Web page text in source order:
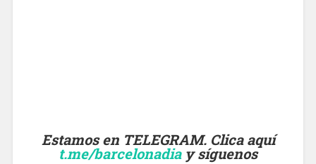
Estamos en TELEGRAM. Clica aquí
t.me/barcelonadia y síguenos